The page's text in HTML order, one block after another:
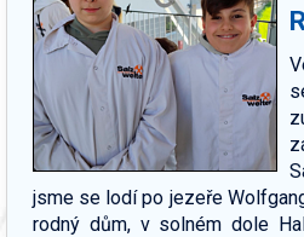
jsme se lodí po jezeře
rodný dům, v solném dole